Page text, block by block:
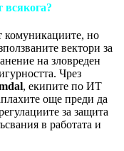
всякога?
комуникациите, но
вектори за
на зловреден
Чрез
, екипите по ИТ
още преди да
за защита
в работата и